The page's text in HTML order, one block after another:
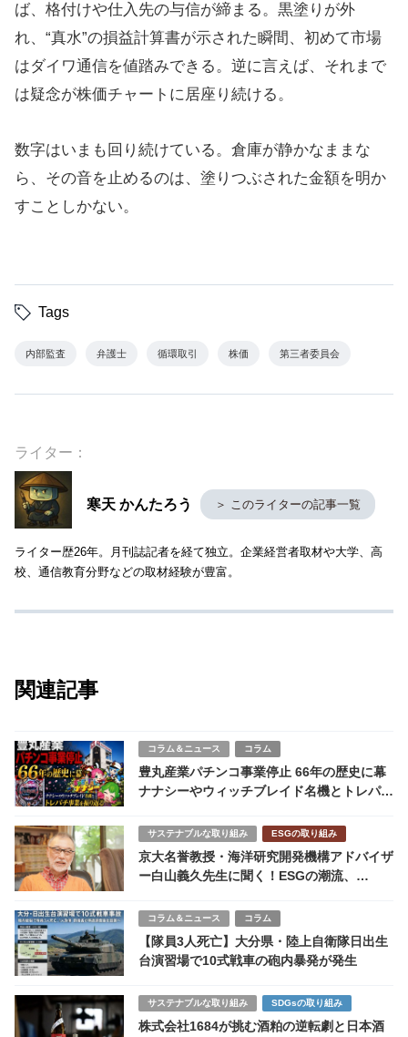
ば、格付けや仕入先の与信が締まる。黒塗りが外
れ、“真水”の損益計算書が示された瞬間、初めて市場
はダイワ通信を値踏みできる。逆に言えば、それまで
は疑念が株価チャートに居座り続ける。
数字はいまも回り続けている。倉庫が静かなままな
ら、その音を止めるのは、塗りつぶされた金額を明か
すことしかない。
Tags
内部監査 弁護士 循環取引 株価 第三者委員会
ライター：
寒天 かんたろう ＞ このライターの記事一覧
ライター歴26年。月刊誌記者を経て独立。企業経営者取材や大学、高
校、通信教育分野などの取材経験が豊富。
関連記事
コラム＆ニュース コラム
豊丸産業パチンコ事業停止 66年の歴史に幕
ナナシーやウィッチブレイド名機とトレパチ
サステナブルな取り組み ESGの取り組み
京大名誉教授・海洋研究開発機構アドバイザ
ー白山義久先生に聞く！ESGの潮流、
コラム＆ニュース コラム
【隊員3人死亡】大分県・陸上自衛隊日出生
台演習場で10式戦車の砲内暴発が発生
サステナブルな取り組み SDGsの取り組み
株式会社1684が挑む酒粕の逆転劇と日本酒